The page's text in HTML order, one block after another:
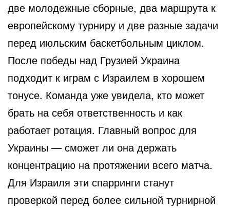
две молодежные сборные, два маршрута к
европейскому турниру и две разные задачи
перед июльским баскетбольным циклом.
После победы над Грузией Украина
подходит к играм с Израилем в хорошем
тонусе. Команда уже увидела, кто может
брать на себя ответственность и как
работает ротация. Главный вопрос для
Украины — сможет ли она держать
концентрацию на протяжении всего матча.
Для Израиля эти спарринги станут
проверкой перед более сильной турнирной